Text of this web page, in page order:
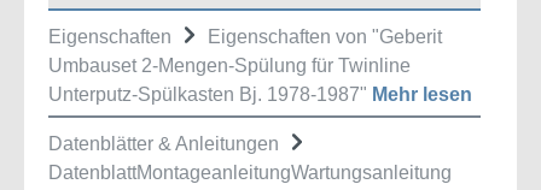
Eigenschaften
Eigenschaften von "Geberit
Umbauset 2-Mengen-Spülung für Twinline
Unterputz-Spülkasten Bj. 1978-1987" Mehr lesen
Datenblätter & Anleitungen
DatenblattMontageanleitungWartungsanleitung